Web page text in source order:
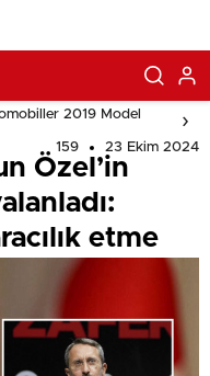
2019 Model
159 23 Ekim 2024
Özel’in
etme